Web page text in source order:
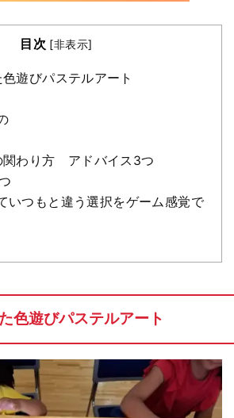
目次 [非表示]
遊びパステルアート
関わり方 アドバイス3つ
いつもと違う選択をゲーム感覚で
色遊びパステルアート